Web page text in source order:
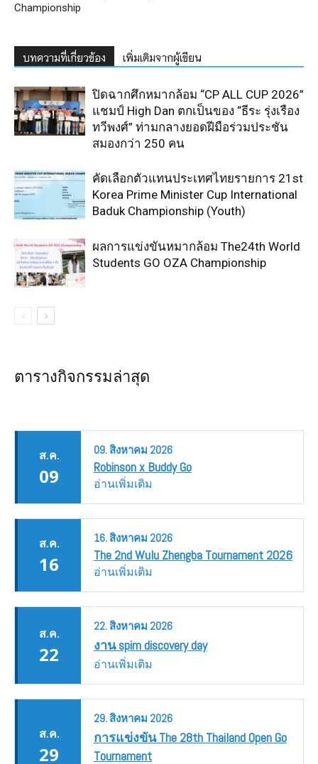
Championship
บทความที่เกี่ยวข้อง เพิ่มเติมจากผู้เขียน
ปิดฉากศึกหมากล้อม “CP ALL CUP 2026”
แชมป์ High Dan ตกเป็นของ “ธีระ รุ่งเรือง
ทวีพงศ์” ท่ามกลางยอดฝีมือร่วมประชัน
สมองกว่า 250 คน
คัดเลือกตัวแทนประเทศไทยรายการ 21st
Korea Prime Minister Cup International
Baduk Championship (Youth)
ผลการแข่งขันหมากล้อม The24th World
Students GO OZA Championship
ตารางกิจกรรมล่าสุด
ส.ค.
09
09.สิงหาคม 2026
Robinson x Buddy Go
อ่านเพิ่มเติม
ส.ค.
16
16.สิงหาคม 2026
The 2nd Wulu Zhengba Tournament 2026
อ่านเพิ่มเติม
ส.ค.
22
22.สิงหาคม 2026
งาน spim discovery day
อ่านเพิ่มเติม
ส.ค.
29
29.สิงหาคม 2026
การแข่งขัน The 28th Thailand Open Go
Tournament